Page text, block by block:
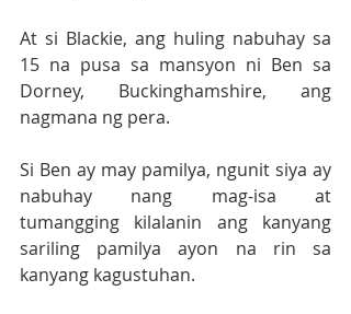
At si Blackie, ang huling nabuhay sa
15 na pusa sa mansyon ni Ben sa
Dorney, Buckinghamshire, ang
nagmana ng pera.
Si Ben ay may pamilya, ngunit siya ay
nabuhay nang mag-isa at
tumangging kilalanin ang kanyang
sariling pamilya ayon na rin sa
kanyang kagustuhan.